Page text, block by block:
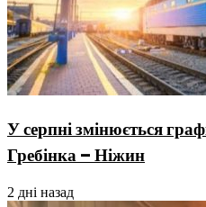
У серпні змінюється
Гребінка – Ніжин
2 дні назад